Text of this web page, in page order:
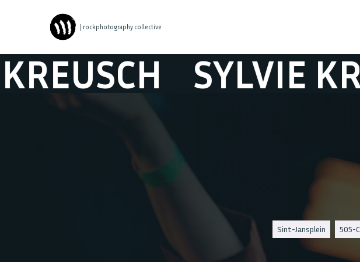
| rockphotography collective
SYLVIE
Sint-Jansplein 505-